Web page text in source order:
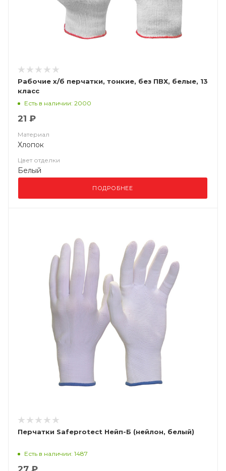
Рабочие х/б перчатки, тонкие, без ПВХ, белые, 13
класс
Есть в наличии: 2000
21 ₽
Материал
Хлопок
Цвет отделки
Белый
ПОДРОБНЕЕ
Перчатки Safeprotect Нейп-Б (нейлон, белый)
Есть в наличии: 1487
27 ₽